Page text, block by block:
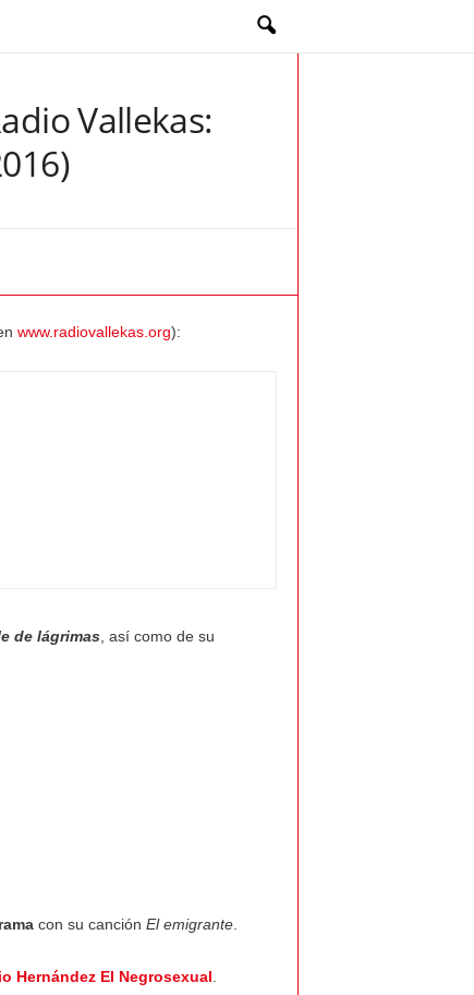
Vallekas:
www.radiovallekas.org):
de lágrimas, así como de su
con su canción El emigrante.
Hernández El Negrosexual